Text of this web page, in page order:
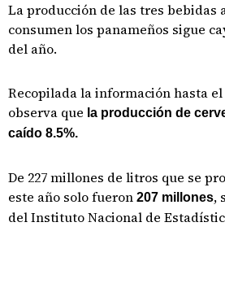
La producción de las tres bebidas
consumen los panameños sigue
del año.
Recopilada la información hasta
observa que la producción de
caído 8.5%.
De 227 millones de litros que se
este año solo fueron 207 millones,
del Instituto Nacional de